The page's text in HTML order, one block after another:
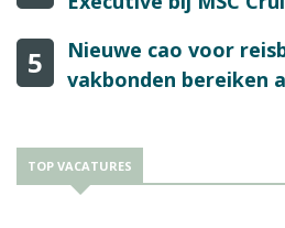
5
Nieuwe cao voor
vakbonden bereiken
TOP VACATURES